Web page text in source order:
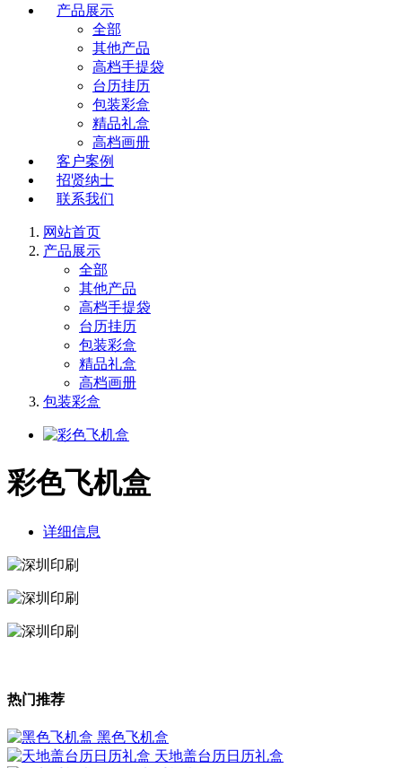
产品展示
全部
其他产品
高档手提袋
台历挂历
包装彩盒
精品礼盒
高档画册
客户案例
招贤纳士
联系我们
网站首页
产品展示
全部
其他产品
高档手提袋
台历挂历
包装彩盒
精品礼盒
高档画册
包装彩盒
彩色飞机盒
详细信息
热门推荐
黑色飞机盒
天地盖台历日历礼盒